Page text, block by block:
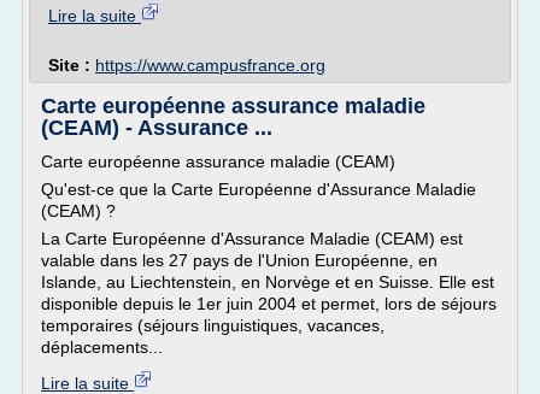
Lire la suite
Site : https://www.campusfrance.org
Carte européenne assurance maladie
(CEAM) - Assurance ...
Carte européenne assurance maladie (CEAM)
Qu'est-ce que la Carte Européenne d'Assurance Maladie
(CEAM) ?
La Carte Européenne d'Assurance Maladie (CEAM) est
valable dans les 27 pays de l'Union Européenne, en
Islande, au Liechtenstein, en Norvège et en Suisse. Elle est
disponible depuis le 1er juin 2004 et permet, lors de séjours
temporaires (séjours linguistiques, vacances,
déplacements...
Lire la suite